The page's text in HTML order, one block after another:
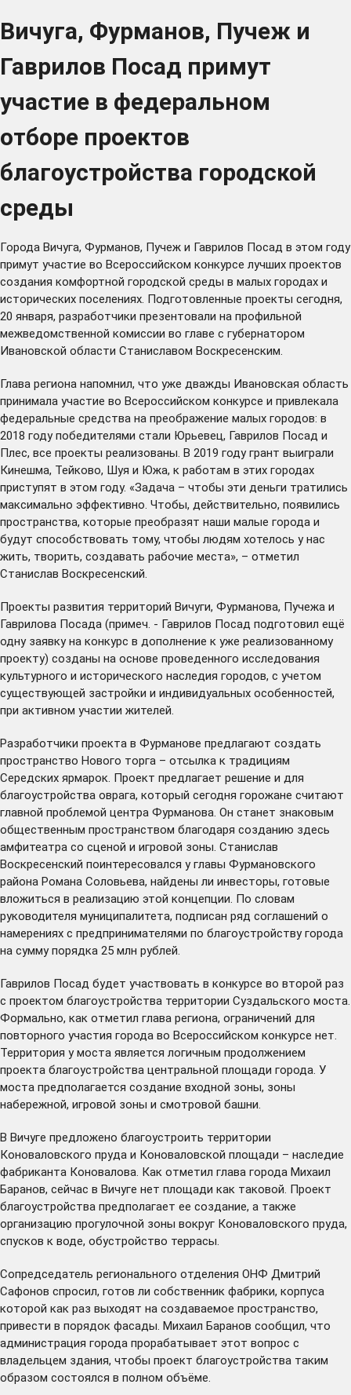
Вичуга, Фурманов, Пучеж и
Гаврилов Посад примут
участие в федеральном
отборе проектов
благоустройства городской
среды
Города Вичуга, Фурманов, Пучеж и Гаврилов Посад в этом году
примут участие во Всероссийском конкурсе лучших проектов
создания комфортной городской среды в малых городах и
исторических поселениях. Подготовленные проекты сегодня,
20 января, разработчики презентовали на профильной
межведомственной комиссии во главе с губернатором
Ивановской области Станиславом Воскресенским.
Глава региона напомнил, что уже дважды Ивановская область
принимала участие во Всероссийском конкурсе и привлекала
федеральные средства на преображение малых городов: в
2018 году победителями стали Юрьевец, Гаврилов Посад и
Плес, все проекты реализованы. В 2019 году грант выиграли
Кинешма, Тейково, Шуя и Южа, к работам в этих городах
приступят в этом году. «Задача – чтобы эти деньги тратились
максимально эффективно. Чтобы, действительно, появились
пространства, которые преобразят наши малые города и
будут способствовать тому, чтобы людям хотелось у нас
жить, творить, создавать рабочие места», – отметил
Станислав Воскресенский.
Проекты развития территорий Вичуги, Фурманова, Пучежа и
Гаврилова Посада (примеч. - Гаврилов Посад подготовил ещё
одну заявку на конкурс в дополнение к уже реализованному
проекту) созданы на основе проведенного исследования
культурного и исторического наследия городов, с учетом
существующей застройки и индивидуальных особенностей,
при активном участии жителей.
Разработчики проекта в Фурманове предлагают создать
пространство Нового торга – отсылка к традициям
Середских ярмарок. Проект предлагает решение и для
благоустройства оврага, который сегодня горожане считают
главной проблемой центра Фурманова. Он станет знаковым
общественным пространством благодаря созданию здесь
амфитеатра со сценой и игровой зоны. Станислав
Воскресенский поинтересовался у главы Фурмановского
района Романа Соловьева, найдены ли инвесторы, готовые
вложиться в реализацию этой концепции. По словам
руководителя муниципалитета, подписан ряд соглашений о
намерениях с предпринимателями по благоустройству города
на сумму порядка 25 млн рублей.
Гаврилов Посад будет участвовать в конкурсе во второй раз
с проектом благоустройства территории Суздальского моста.
Формально, как отметил глава региона, ограничений для
повторного участия города во Всероссийском конкурсе нет.
Территория у моста является логичным продолжением
проекта благоустройства центральной площади города. У
моста предполагается создание входной зоны, зоны
набережной, игровой зоны и смотровой башни.
В Вичуге предложено благоустроить территории
Коноваловского пруда и Коноваловской площади – наследие
фабриканта Коновалова. Как отметил глава города Михаил
Баранов, сейчас в Вичуге нет площади как таковой. Проект
благоустройства предполагает ее создание, а также
организацию прогулочной зоны вокруг Коноваловского пруда,
спусков к воде, обустройство террасы.
Сопредседатель регионального отделения ОНФ Дмитрий
Сафонов спросил, готов ли собственник фабрики, корпуса
которой как раз выходят на создаваемое пространство,
привести в порядок фасады. Михаил Баранов сообщил, что
администрация города прорабатывает этот вопрос с
владельцем здания, чтобы проект благоустройства таким
образом состоялся в полном объёме.